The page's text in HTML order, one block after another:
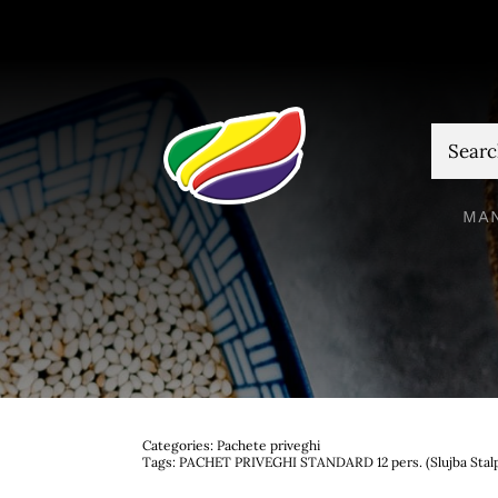
Categories:Pachete priveghi
Tags:PACHET PRIVEGHI STANDARD 12 pers. (Slujba